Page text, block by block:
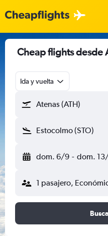
Cheap flights desde
Ida y vuelta
Atenas (ATH)
Estocolmo (STO)
dom. 6/9 - dom.
1 pasajero,